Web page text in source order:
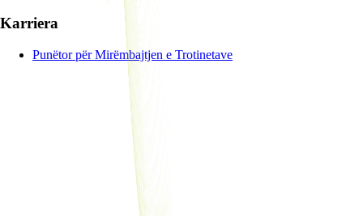
Karriera
Punëtor për Mirëmbajtjen e Trotinetave